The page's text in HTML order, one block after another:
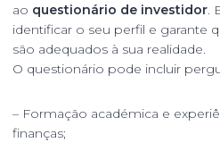
ao questionário de investidor.
identificar o seu perfil e garante
são adequados à sua realidade.
O questionário pode incluir
– Formação académica e
finanças;